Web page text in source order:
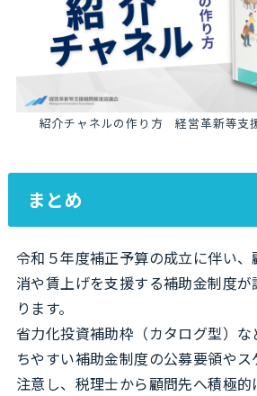
紹介チャネルの作り方 経営革新等支
まとめ
令和５年度補正予算の成立に伴い
消や賃上げを支援する補助金制度
ります。
省力化投資補助枠（カタログ型）
ちやすい補助金制度の公募要領や
注意し、税理士から顧問先へ積極